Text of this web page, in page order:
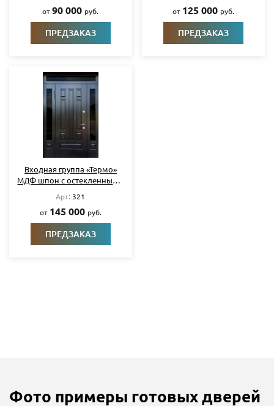
от90 000 руб.
ПРЕДЗАКАЗ
от 125 000 руб.
ПРЕДЗАКАЗ
Входная группа «Термо»
МДФ шпон с остекленными
Арт: 321
от 145 000 руб.
ПРЕДЗАКАЗ
Фото примеры готовых дверей